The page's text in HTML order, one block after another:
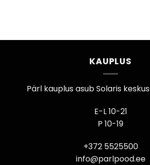
KAUPLUS
Pärl kauplus asub Solaris
E-L 10-21
P 10-19
+372 5525500
info@parlpood.ee